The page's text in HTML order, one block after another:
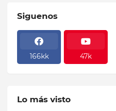
Siguenos
166kk 47k
Lo más visto